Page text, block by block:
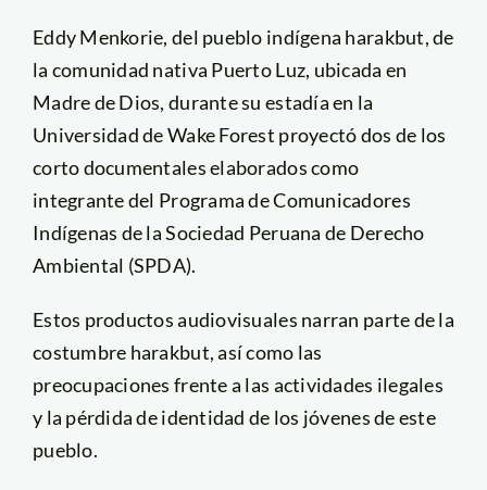
Eddy Menkorie, del pueblo indígena harakbut, de
la comunidad nativa Puerto Luz, ubicada en
Madre de Dios, durante su estadía en la
Universidad de Wake Forest proyectó dos de los
corto documentales elaborados como
integrante del Programa de Comunicadores
Indígenas de la Sociedad Peruana de Derecho
Ambiental (SPDA).
Estos productos audiovisuales narran parte de la
costumbre harakbut, así como las
preocupaciones frente a las actividades ilegales
y la pérdida de identidad de los jóvenes de este
pueblo.